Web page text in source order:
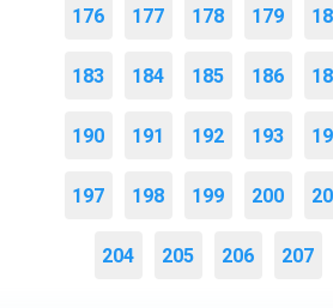
176 177 178 179
183 184 185 186
190 191 192 193
197 198 199 200
204 205 206 207